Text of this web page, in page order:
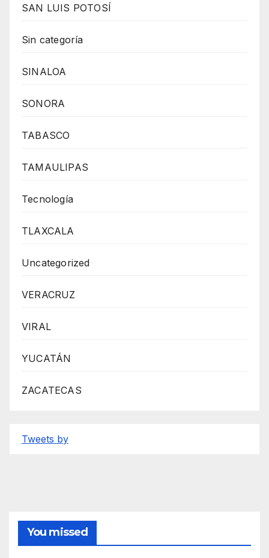
SAN LUIS POTOSÍ
Sin categoría
SINALOA
SONORA
TABASCO
TAMAULIPAS
Tecnología
TLAXCALA
Uncategorized
VERACRUZ
VIRAL
YUCATÁN
ZACATECAS
Tweets by
You missed